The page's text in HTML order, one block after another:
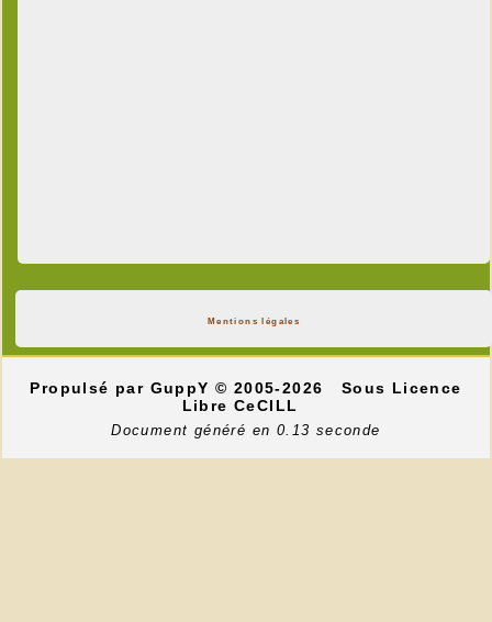
Mentions légales
Propulsé par GuppY© 2005-2026
Sous Licence
Libre CeCILL
Document généré en 0.13 seconde